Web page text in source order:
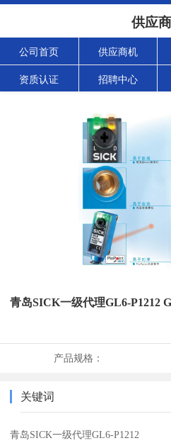
供应
公司首页 供应商机
资质认证 招聘中心
青岛SICK一级代理GL6-P1212
产品规格：
关键词
青岛SICK一级代理GL6-P1212